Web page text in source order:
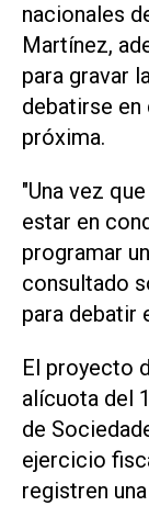
nacionales
Martínez,
para gravar
debatirse en
próxima.
"Una vez
estar en
programar
consultado
para debatir
El proyecto
alícuota del
de
ejercicio
registren